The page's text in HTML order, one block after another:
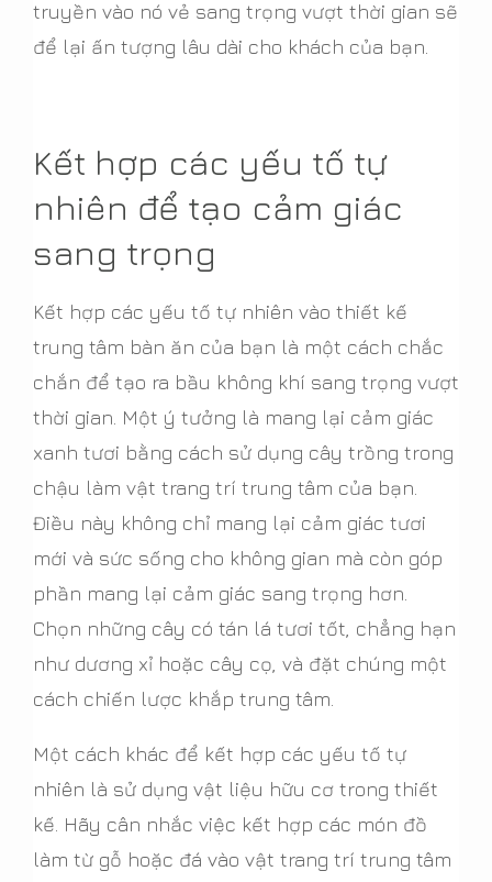
truyền vào nó vẻ sang trọng vượt thời gian sẽ
để lại ấn tượng lâu dài cho khách của bạn.
Kết hợp các yếu tố tự
nhiên để tạo cảm giác
sang trọng
Kết hợp các yếu tố tự nhiên vào thiết kế
trung tâm bàn ăn của bạn là một cách chắc
chắn để tạo ra bầu không khí sang trọng vượt
thời gian. Một ý tưởng là mang lại cảm giác
xanh tươi bằng cách sử dụng cây trồng trong
chậu làm vật trang trí trung tâm của bạn.
Điều này không chỉ mang lại cảm giác tươi
mới và sức sống cho không gian mà còn góp
phần mang lại cảm giác sang trọng hơn.
Chọn những cây có tán lá tươi tốt, chẳng hạn
như dương xỉ hoặc cây cọ, và đặt chúng một
cách chiến lược khắp trung tâm.
Một cách khác để kết hợp các yếu tố tự
nhiên là sử dụng vật liệu hữu cơ trong thiết
kế. Hãy cân nhắc việc kết hợp các món đồ
làm từ gỗ hoặc đá vào vật trang trí trung tâm